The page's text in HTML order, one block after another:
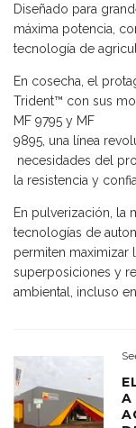
Diseñado para
máxima potencia,
tecnología de
En cosecha, el
Trident™️ con sus
MF 9795 y MF
9895, una línea
necesidades del
la resistencia y
En pulverización, la
tecnologías de
permiten maximizar
superposiciones y
ambiental, incluso
A